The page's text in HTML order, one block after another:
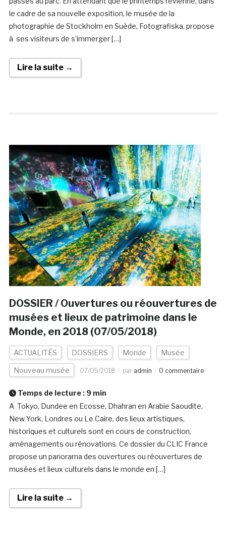
le cadre de sa nouvelle exposition, le musée de la
photographie de Stockholm en Suède, Fotografiska, propose
à ses visiteurs de s’immerger […]
Lire la suite →
DOSSIER / Ouvertures ou réouvertures de
musées et lieux de patrimoine dans le
Monde, en 2018 (07/05/2018)
ACTUALITÉS DOSSIERS Monde Musée
Nouveau musée 07/05/2018 par admin 0 commentaire
Temps de lecture : 9 min
A Tokyo, Dundee en Ecosse, Dhahran en Arabie Saoudite,
New York, Londres ou Le Caire, des lieux artistiques,
historiques et culturels sont en cours de construction,
aménagements ou rénovations. Ce dossier du CLIC France
propose un panorama des ouvertures ou réouvertures de
musées et lieux culturels dans le monde en […]
Lire la suite →